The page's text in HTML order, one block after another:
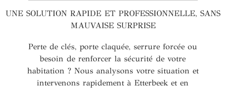
UNE SOLUTION RAPIDE ET PROFESSIONNELLE, SANS
MAUVAISE SURPRISE
Perte de clés, porte claquée, serrure forcée ou
besoin de renforcer la sécurité de votre
habitation ? Nous analysons votre situation et
intervenons rapidement à Etterbeek et en